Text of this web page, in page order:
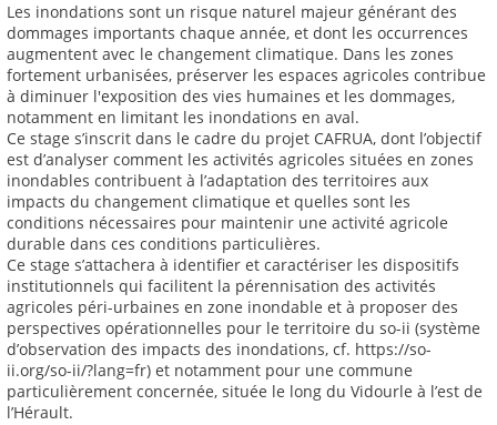
Les inondations sont un risque naturel majeur générant des
dommages importants chaque année, et dont les occurrences
augmentent avec le changement climatique. Dans les zones
fortement urbanisées, préserver les espaces agricoles contribue
à diminuer l'exposition des vies humaines et les dommages,
notamment en limitant les inondations en aval.
Ce stage s’inscrit dans le cadre du projet CAFRUA, dont l’objectif
est d’analyser comment les activités agricoles situées en zones
inondables contribuent à l’adaptation des territoires aux
impacts du changement climatique et quelles sont les
conditions nécessaires pour maintenir une activité agricole
durable dans ces conditions particulières.
Ce stage s’attachera à identifier et caractériser les dispositifs
institutionnels qui facilitent la pérennisation des activités
agricoles péri-urbaines en zone inondable et à proposer des
perspectives opérationnelles pour le territoire du so-ii (système
d’observation des impacts des inondations, cf. https://so-
ii.org/so-ii/?lang=fr) et notamment pour une commune
particulièrement concernée, située le long du Vidourle à l’est de
l’Hérault.